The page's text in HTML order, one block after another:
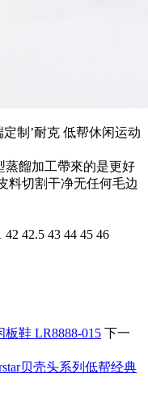
制’耐克 低帮休闲运动
蒸餾加工帶來的是更好
料切割干净无任何毛边
42 42.5 43 44 45 46
板鞋 LR8888-015 下一
贝壳头系列低帮经典